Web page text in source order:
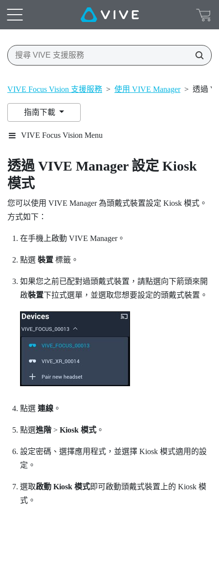
VIVE Focus Vision 支援服務 > 使用 VIVE Manager > 透過
指南下載
VIVE Focus Vision Menu
透過VIVE Manager設定 Kiosk
模式
您可以使用 VIVE Manager為頭戴式裝置設定 Kiosk 模式。
方式如下：
在手機上啟動 VIVE Manager。
點選 裝置標籤。
如果您之前已配對過頭戴式裝置，請點選向下箭頭來開
啟裝置下拉式選單，並選取您想要設定的頭戴式裝置。
點選 連線。
點選進階> Kiosk 模式。
設定密碼、選擇應用程式，並選擇 Kiosk 模式適用的設
定。
選取啟動 Kiosk 模式即可啟動頭戴式裝置上的 Kiosk 模
式。